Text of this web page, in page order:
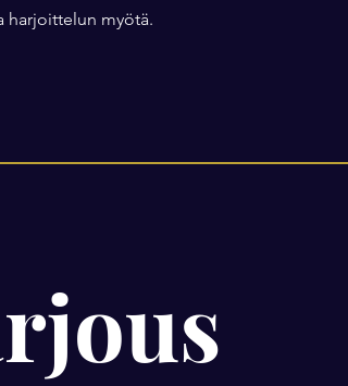
harjoittelun myötä.